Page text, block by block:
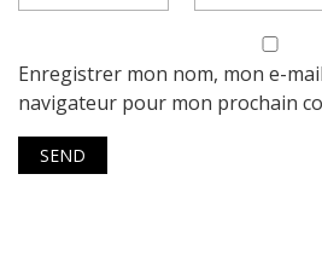
Enregistrer mon nom, mon e-
navigateur pour mon prochain